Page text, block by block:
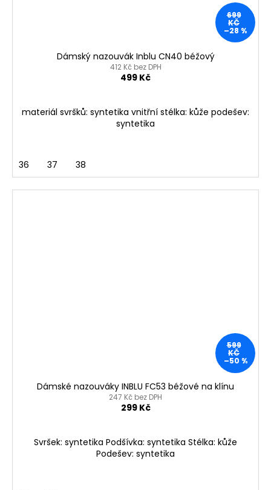
699
KČ
–28 %
Dámský nazouvák Inblu CN40 béžový
412 Kč bez DPH
499 Kč
materiál svršků: syntetika vnitřní stélka: kůže podešev:
syntetika
36 37 38
599
KČ
–50 %
Dámské nazouváky INBLU FC53 béžové na klínu
247 Kč bez DPH
299 Kč
Svršek: syntetika Podšívka: syntetika Stélka: kůže
Podešev: syntetika